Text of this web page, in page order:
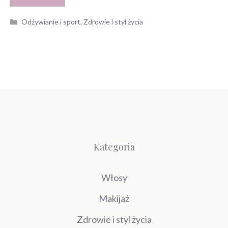
Kategorie
Odżywianie i sport, Zdrowie i styl życia
Kategoria
Włosy
Makijaż
Zdrowie i styl życia